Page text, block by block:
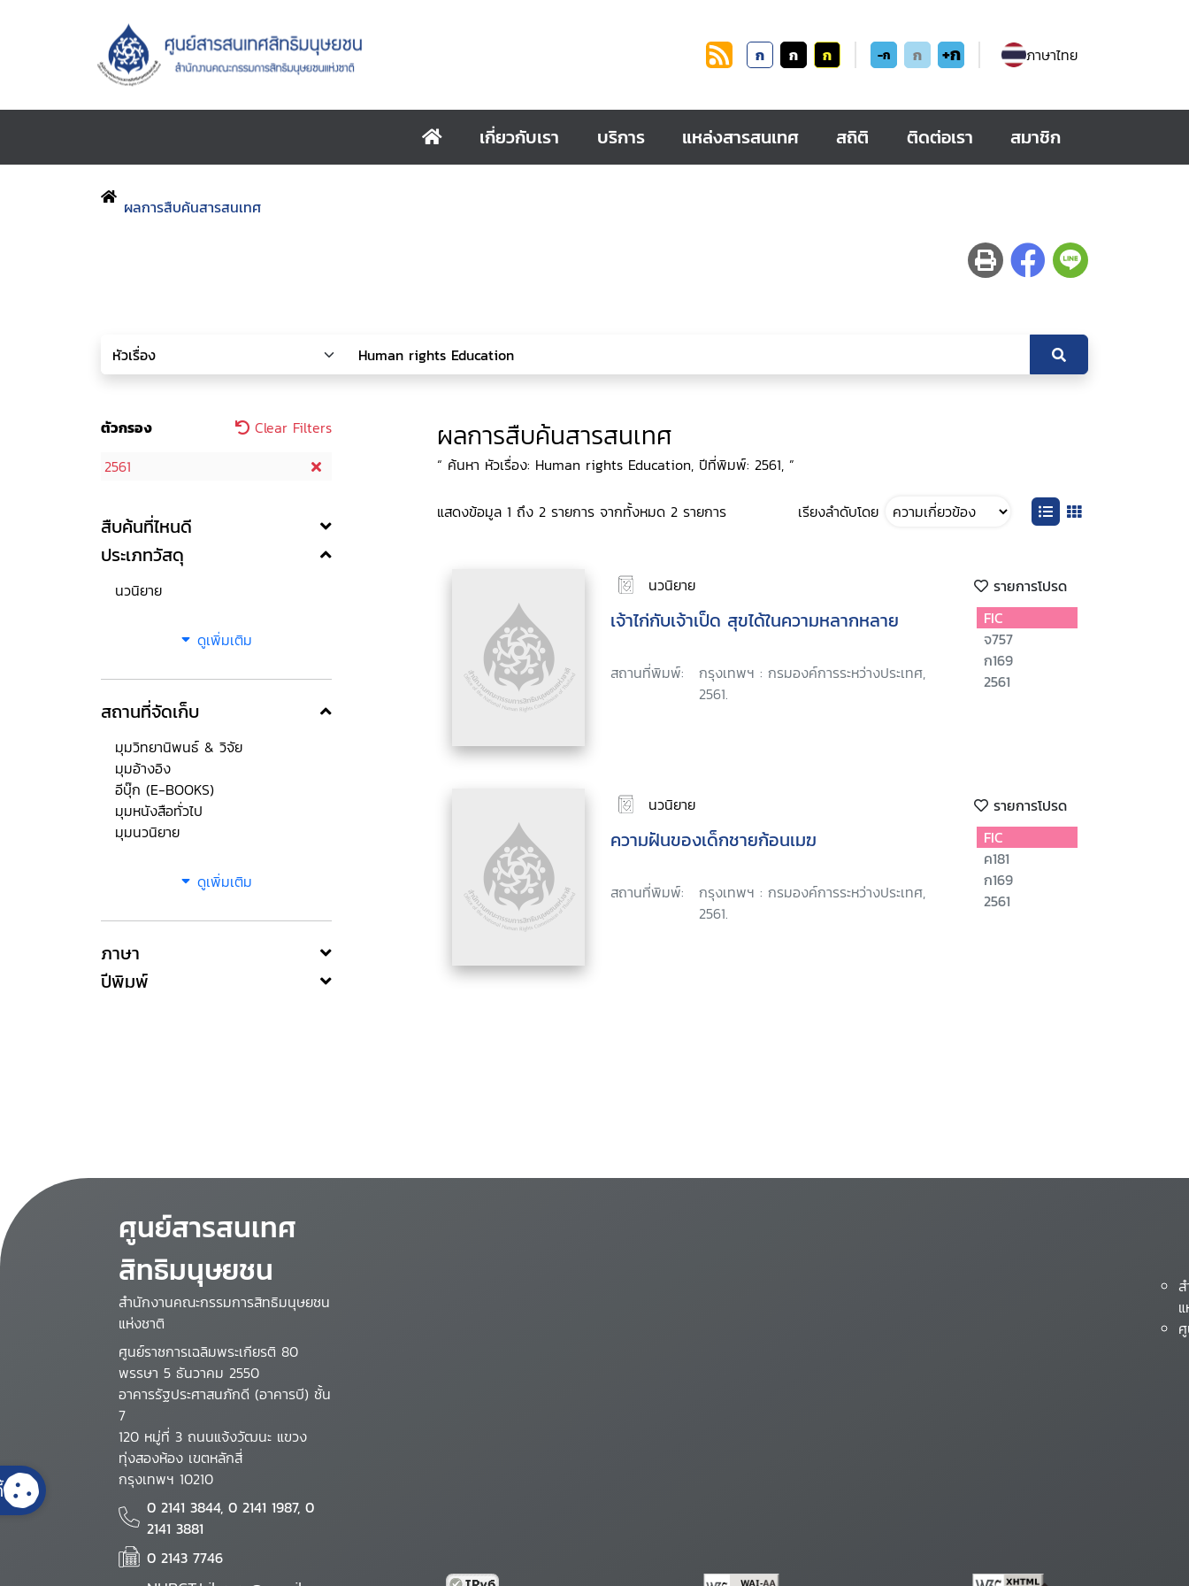
ก ก ก -ก ก +ก ภาษาไทย
เกี่ยวกับเรา บริการ แหล่งสารสนเทศ สถิติ ติดต่อเรา สมาชิก
ผลการสืบค้นสารสนเทศ
ตัวกรอง
Clear Filters
2561
สืบค้นที่ไหนดี
ประเภทวัสดุ
นวนิยาย
ดูเพิ่มเติม
สถานที่จัดเก็บ
มุมวิทยานิพนธ์ & วิจัย
มุมอ้างอิง
อีบุ๊ก (E-BOOKS)
มุมหนังสือทั่วไป
มุมนวนิยาย
ดูเพิ่มเติม
ภาษา
ปีพิมพ์
ผลการสืบค้นสารสนเทศ
“ ค้นหา หัวเรื่อง: Human rights Education, ปีที่พิมพ์: 2561, ”
แสดงข้อมูล 1 ถึง 2 รายการ จากทั้งหมด 2 รายการ เรียงลำดับโดย
นวนิยาย รายการโปรด
เจ้าไก่กับเจ้าเป็ด สุขได้ในความหลากหลาย
สถานที่พิมพ์:
กรุงเทพฯ : กรมองค์การระหว่างประเทศ,
2561.
FIC
จ757
ก169
2561
นวนิยาย รายการโปรด
ความฝันของเด็กชายก้อนเมฆ
สถานที่พิมพ์:
กรุงเทพฯ : กรมองค์การระหว่างประเทศ,
2561.
FIC
ค181
ก169
2561
ศูนย์สารสนเทศ
สิทธิมนุษยชน
สำนักงานคณะกรรมการสิทธิมนุษยชน
แห่งชาติ
ศูนย์ราชการเฉลิมพระเกียรติ 80
พรรษา 5 ธันวาคม 2550
อาคารรัฐประศาสนภักดี (อาคารบี) ชั้น
7
120 หมู่ที่ 3 ถนนแจ้งวัฒนะ แขวง
ทุ่งสองห้อง เขตหลักสี่
กรุงเทพฯ 10210
0 2141 3844, 0 2141 1987, 0
2141 3881
0 2143 7746